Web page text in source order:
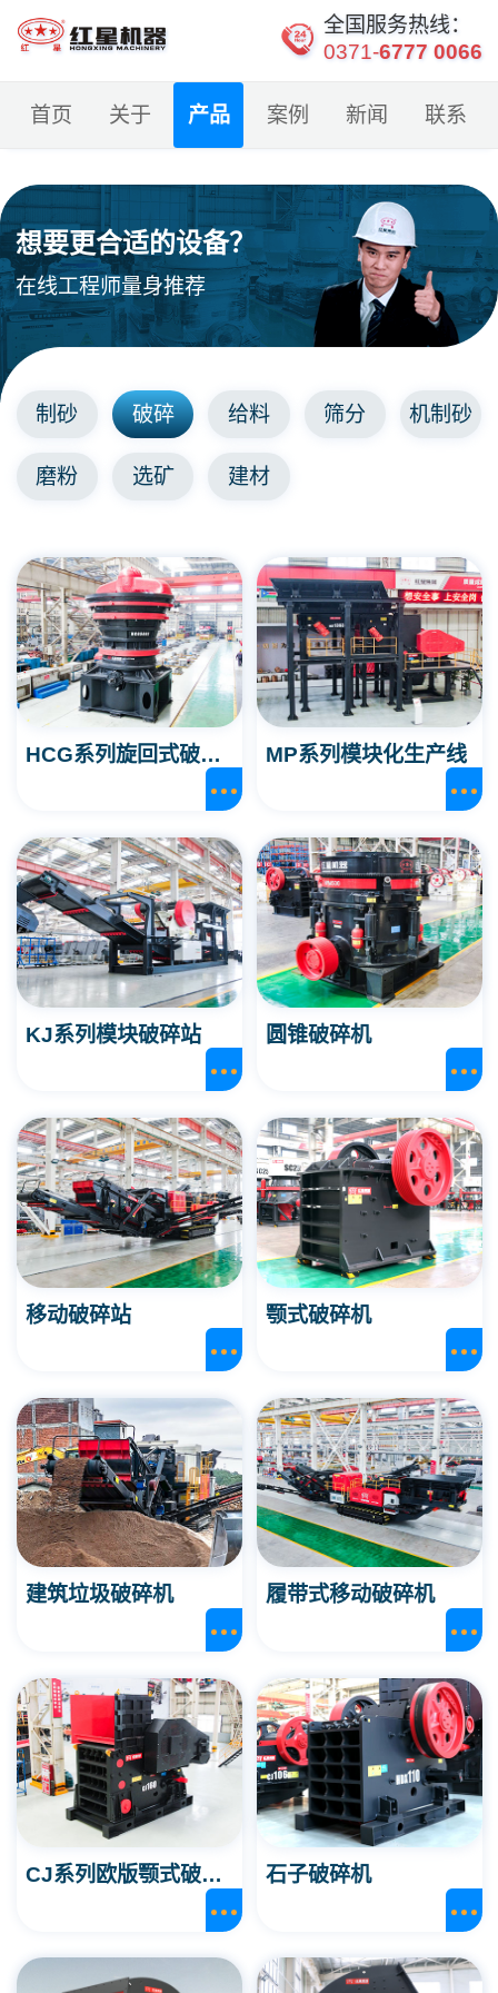
全国服务热线：
0371-6777 0066
首页 关于 产品 案例 新闻 联系
想要更合适的设备？
在线工程师量身推荐
制砂 破碎 给料 筛分 机制砂
磨粉 选矿 建材
HCG系列旋回式破碎机 MP系列模块化生产线
KJ系列模块破碎站 圆锥破碎机
移动破碎站 颚式破碎机
建筑垃圾破碎机 履带式移动破碎机
CJ系列欧版颚式破碎机 石子破碎机